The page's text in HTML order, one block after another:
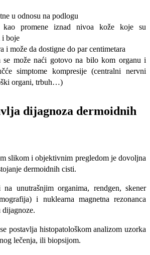
u odnosu na podlogu
kao promene iznad nivoa kože koje su
i boje
i može da dostigne do par centimetara
se može naći gotovo na bilo kom organu i
simptome kompresije (centralni nervni
organi, trbuh…)
dijagnoza dermoidnih
slikom i objektivnim pregledom je dovoljna
dermoidnih cisti.
unutrašnjim organima, rendgen, skener
i nuklearna magnetna rezonanca
dijagnoze.
postavlja histopatološkom analizom uzorka
lečenja, ili biopsijom.